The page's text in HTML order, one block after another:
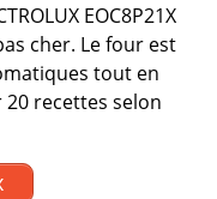
EOC8P21X
cher. Le four est
tout en
recettes selon